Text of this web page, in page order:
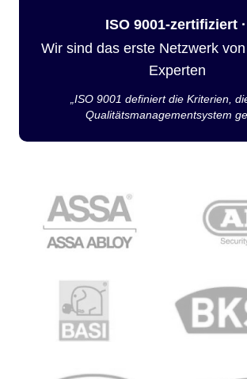
ISO 9001-zertifiziert ·
Wir sind das erste Netzwerk
Experten
„ISO 9001 definiert die Kriterien,
Qualitätsmanagementsystem